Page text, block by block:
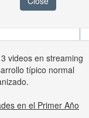
videos en streaming
típico normal
en el Primer Año